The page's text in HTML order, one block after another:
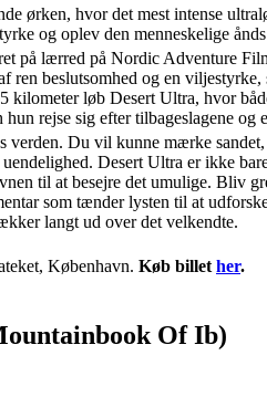
ørken, hvor det mest intense
og oplev den menneskelige
på lærred på Nordic Adventure
ren beslutsomhed og en
kilometer løb Desert Ultra, hvor
rejse sig efter tilbageslagene og
Du vil kunne mærke
Desert Ultra er ikke
til at besejre det umulige. Bliv
som tænder lysten til at
langt ud over det velkendte.
København. Køb billet her.
Of Ib)